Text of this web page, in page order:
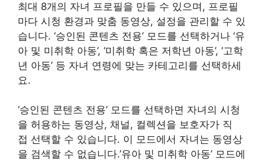
최대 8개의 자녀 프로필을 만들 수 있으며, 프로필
마다 시청 환경과 맞춤 동영상, 설정을 관리할 수 있
습니다. ‘승인된 콘텐츠 전용’ 모드를 선택하거나 ‘유
아 및 미취학 아동’, ‘미취학 혹은 저학년 아동’, ‘고학
년 아동’ 등 자녀 연령에 맞는 카테고리를 선택하세
요.
‘승인된 콘텐츠 전용’ 모드를 선택하면 자녀의 시청
을 허용하는 동영상, 채널, 컬렉션을 보호자가 직
접 선택할 수 있습니다. 이 모드에서 자녀는 동영상
을 검색할 수 없습니다.’유아 및 미취학 아동’ 모드에